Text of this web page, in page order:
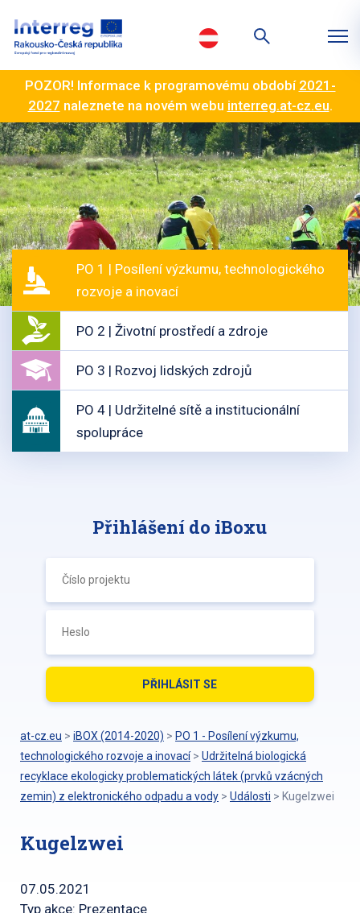
POZOR! Informace k programovému období 2021-
2027 naleznete na novém webu interreg.at-cz.eu.
PO 1 | Posílení výzkumu, technologického
rozvoje a inovací
PO 2 | Životní prostředí a zdroje
PO 3 | Rozvoj lidských zdrojů
PO 4 | Udržitelné sítě a institucionální
spolupráce
Přihlášení do iBoxu
at-cz.eu > iBOX (2014-2020) > PO 1 - Posílení výzkumu,
technologického rozvoje a inovací > Udržitelná biologická
recyklace ekologicky problematických látek (prvků vzácných
zemin) z elektronického odpadu a vody > Události > Kugelzwei
Kugelzwei
07.05.2021
Typ akce: Prezentace